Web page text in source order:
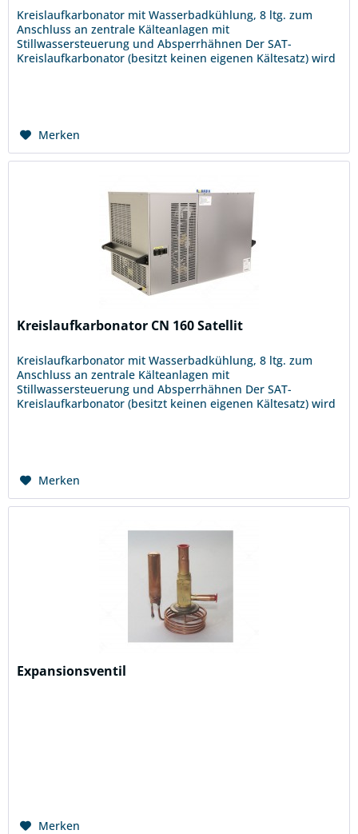
Kreislaufkarbonator mit Wasserbadkühlung, 8 ltg. zum
Anschluss an zentrale Kälteanlagen mit
Stillwassersteuerung und Absperrhähnen Der SAT-
Kreislaufkarbonator (besitzt keinen eigenen Kältesatz) wird
Merken
Kreislaufkarbonator CN 160 Satellit
Kreislaufkarbonator mit Wasserbadkühlung, 8 ltg. zum
Anschluss an zentrale Kälteanlagen mit
Stillwassersteuerung und Absperrhähnen Der SAT-
Kreislaufkarbonator (besitzt keinen eigenen Kältesatz) wird
Merken
Expansionsventil
Merken